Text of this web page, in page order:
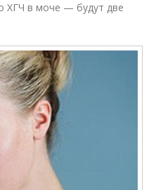
ХГЧ в моче — будут две